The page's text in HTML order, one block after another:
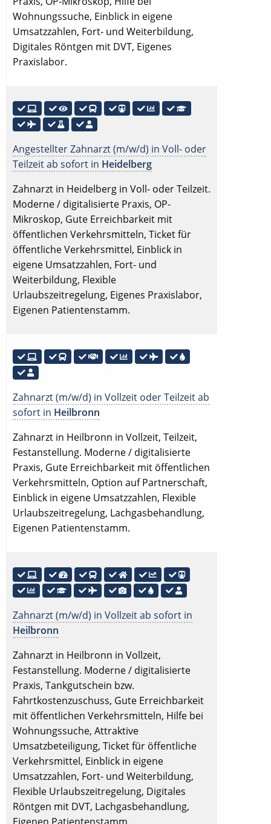
Wohnungssuche, Einblick in eigene
Umsatzzahlen, Fort- und Weiterbildung,
Digitales Röntgen mit DVT, Eigenes
Praxislabor.
Angestellter Zahnarzt (m/w/d) in Voll- oder
Teilzeit ab sofort in Heidelberg
Zahnarzt in Heidelberg in Voll- oder Teilzeit.
Moderne / digitalisierte Praxis, OP-
Mikroskop, Gute Erreichbarkeit mit
öffentlichen Verkehrsmitteln, Ticket für
öffentliche Verkehrsmittel, Einblick in
eigene Umsatzzahlen, Fort- und
Weiterbildung, Flexible
Urlaubszeitregelung, Eigenes Praxislabor,
Eigenen Patientenstamm.
Zahnarzt (m/w/d) in Vollzeit oder Teilzeit ab
sofort in Heilbronn
Zahnarzt in Heilbronn in Vollzeit, Teilzeit,
Festanstellung. Moderne / digitalisierte
Praxis, Gute Erreichbarkeit mit öffentlichen
Verkehrsmitteln, Option auf Partnerschaft,
Einblick in eigene Umsatzzahlen, Flexible
Urlaubszeitregelung, Lachgasbehandlung,
Eigenen Patientenstamm.
Zahnarzt (m/w/d) in Vollzeit ab sofort in
Heilbronn
Zahnarzt in Heilbronn in Vollzeit,
Festanstellung. Moderne / digitalisierte
Praxis, Tankgutschein bzw.
Fahrtkostenzuschuss, Gute Erreichbarkeit
mit öffentlichen Verkehrsmitteln, Hilfe bei
Wohnungssuche, Attraktive
Umsatzbeteiligung, Ticket für öffentliche
Verkehrsmittel, Einblick in eigene
Umsatzzahlen, Fort- und Weiterbildung,
Flexible Urlaubszeitregelung, Digitales
Röntgen mit DVT, Lachgasbehandlung,